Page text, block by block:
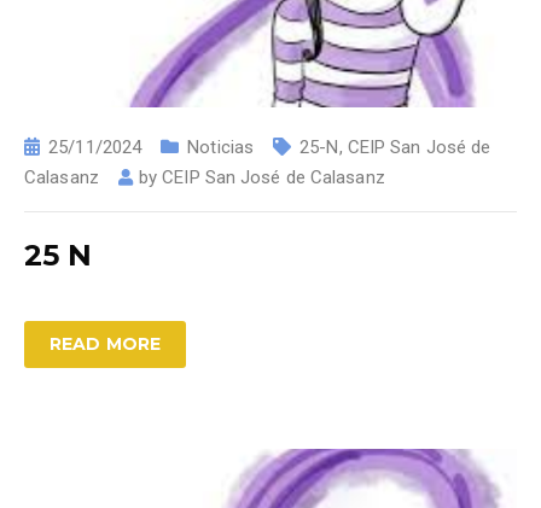
25/11/2024 Noticias 25-N, CEIP San José de
Calasanz
byCEIP San José de Calasanz
25 N
READ MORE